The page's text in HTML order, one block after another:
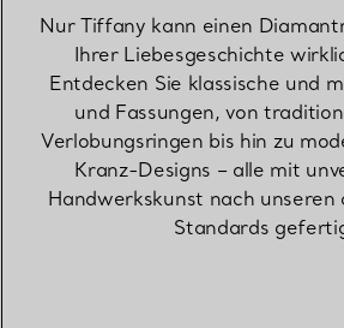
Nur Tiffany kann einen
Ihrer Liebesgeschichte
Entdecken Sie klassische und
und Fassungen, von
Verlobungsringen bis hin zu
Kranz-Designs – alle mit
Handwerkskunst nach unseren
Standards